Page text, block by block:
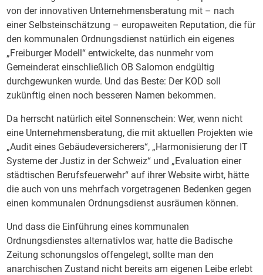
von der innovativen Unternehmensberatung mit – nach
einer Selbsteinschätzung – europaweiten Reputation, die für
den kommunalen Ordnungsdienst natürlich ein eigenes
„Freiburger Modell“ entwickelte, das nunmehr vom
Gemeinderat einschließlich OB Salomon endgültig
durchgewunken wurde. Und das Beste: Der KOD soll
zukünftig einen noch besseren Namen bekommen.
Da herrscht natürlich eitel Sonnenschein: Wer, wenn nicht
eine Unternehmensberatung, die mit aktuellen Projekten wie
„Audit eines Gebäudeversicherers“, „Harmonisierung der IT
Systeme der Justiz in der Schweiz“ und „Evaluation einer
städtischen Berufsfeuerwehr“ auf ihrer Website wirbt, hätte
die auch von uns mehrfach vorgetragenen Bedenken gegen
einen kommunalen Ordnungsdienst ausräumen können.
Und dass die Einführung eines kommunalen
Ordnungsdienstes alternativlos war, hatte die Badische
Zeitung schonungslos offengelegt, sollte man den
anarchischen Zustand nicht bereits am eigenen Leibe erlebt